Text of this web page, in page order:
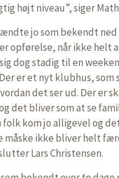
højt niveau”, siger
jo som bekendt ned
opførelse, når ikke helt
dog stadig til en
er et nyt klubhus,
det ser ud. Der er
det bliver som at se
kom jo alligevel og
måske ikke bliver helt
Lars Christensen.